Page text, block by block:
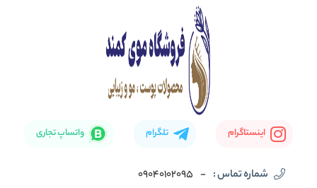
اینستاگرام تلگرام واتساپ تجاری
شماره تماس : -
09040102095